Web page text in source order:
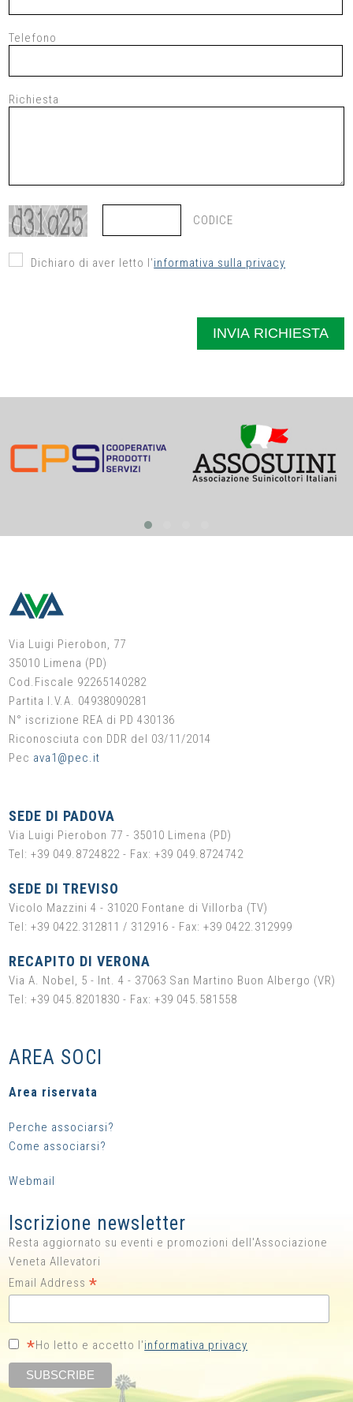
Telefono
Richiesta
CODICE
Dichiaro di aver letto l'informativa sulla privacy
Via Luigi Pierobon, 77
35010 Limena (PD)
Cod.Fiscale 92265140282
Partita I.V.A. 04938090281
N° iscrizione REA di PD 430136
Riconosciuta con DDR del 03/11/2014
Pec ava1@pec.it
SEDE DI PADOVA
Via Luigi Pierobon 77 - 35010 Limena (PD)
Tel: +39 049.8724822 - Fax: +39 049.8724742
SEDE DI TREVISO
Vicolo Mazzini 4 - 31020 Fontane di Villorba (TV)
Tel: +39 0422.312811 / 312916 - Fax: +39 0422.312999
RECAPITO DI VERONA
Via A. Nobel, 5 - Int. 4 - 37063 San Martino Buon Albergo (VR)
Tel: +39 045.8201830 - Fax: +39 045.581558
AREA SOCI
Area riservata
Perche associarsi?
Come associarsi?
Webmail
Iscrizione newsletter
Resta aggiornato su eventi e promozioni dell'Associazione
Veneta Allevatori
Email Address*
*Ho letto e accetto l'informativa privacy